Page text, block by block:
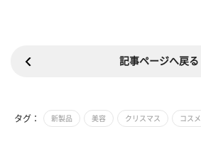
記事ページへ戻る
タグ： 新製品 美容 クリスマス コスメ